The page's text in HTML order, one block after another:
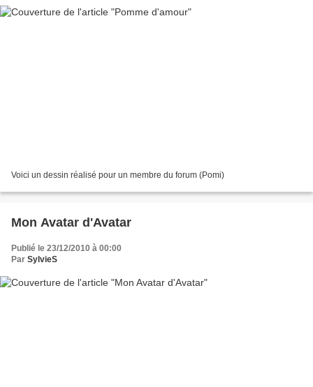
Voici un dessin réalisé pour un membre du forum (Pomi)
Mon Avatar d'Avatar
Publié le 23/12/2010 à 00:00
Par SylvieS